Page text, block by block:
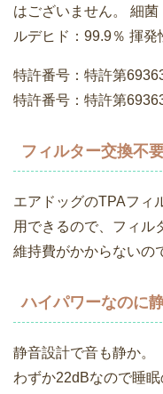
はございません。 細
ルデヒド：99.9％ 揮
特許番号：特許第
特許番号：特許第
フィルター交換不
エアドッグのTPAフィ
用できるので、フィル
維持費がかからないの
ハイパワーなのに
静音設計で音も静か。
わずか22dBなので睡